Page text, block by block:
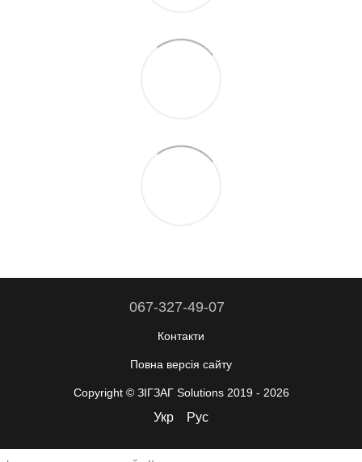
067-327-49-07
Контакти
Повна версія сайту
Copyright © ЗІГЗАГ Solutions 2019 - 2026
Укр Рус